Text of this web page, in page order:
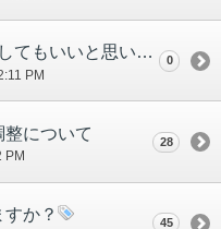
そろそろ素のBPを10増やしてもいいと思います
PM
0
について
PM
28
か？ 45